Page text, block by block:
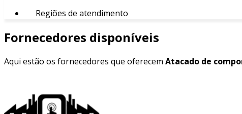
Regiões de atendimento
Fornecedores disponíveis
Aqui estão os fornecedores que oferecem Atacado de